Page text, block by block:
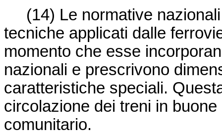
(14) Le normative
tecniche applicati dalle
momento che esse
nazionali e prescrivono
caratteristiche speciali.
circolazione dei treni in
comunitario.